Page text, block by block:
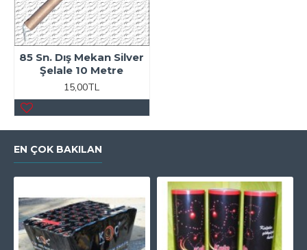
85 Sn. Dış Mekan Silver
Şelale 10 Metre
15,00TL
EN ÇOK BAKILAN